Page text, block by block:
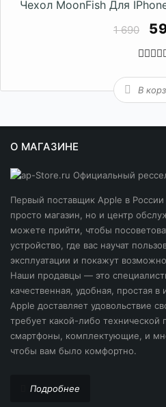
Чехол MoonFish Для
1 690
В
О МАГАЗИНЕ
Первый поставщик Apple в
просто магазин, но и центр
можете прийти, чтобы
устройство, где вас научат
эксплуатации и покажут
Наши продавцы — это
качественная, удобная, простая в
Apple доставляет удовольствие
требует какой-либо
смартфоны, комплектующие, и
чтобы вам было комфортно.
Подробнее